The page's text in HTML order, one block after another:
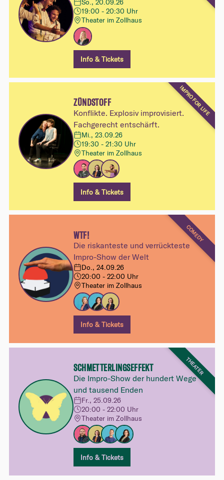
So., 20.09.26
19:00 - 20:30 Uhr
Theater im Zollhaus
Info & Tickets
IMPRO FOR LIFE
ZÜNDSTOFF
Konflikte. Explosiv improvisiert.
Fachgerecht entschärft.
Mi., 23.09.26
19:30 - 21:30 Uhr
Theater im Zollhaus
Info & Tickets
COMEDY
WTF!
Die riskanteste und verrückteste
Impro-Show der Welt
Do., 24.09.26
20:00 - 22:00 Uhr
Theater im Zollhaus
Info & Tickets
THEATER
SCHMETTERLINGSEFFEKT
Die Impro-Show der hundert Wege
und tausend Enden
Fr., 25.09.26
20:00 - 22:00 Uhr
Theater im Zollhaus
Info & Tickets